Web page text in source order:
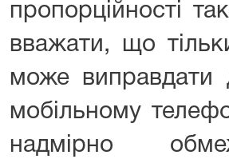
пропорційності
вважати, що
може виправдати
мобільному
надмірно